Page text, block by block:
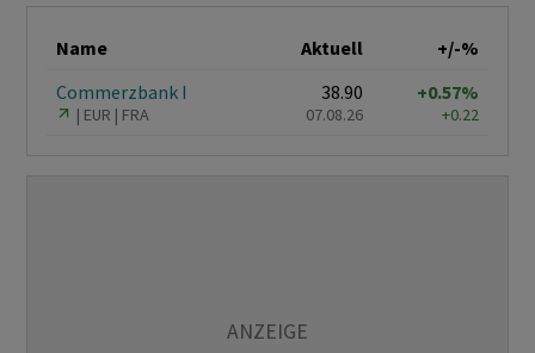
Name Aktuell
+/-%
Commerzbank I
EUR FRA
38.90
07.08.26
+0.57%
+0.22